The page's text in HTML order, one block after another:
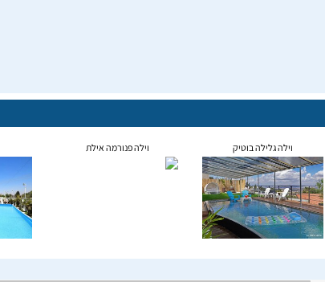
וילה גלילה בוטיק וילה פנורמה אילת